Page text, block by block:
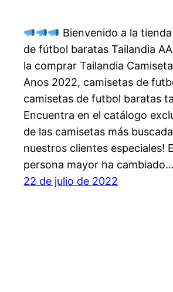
Bienvenido a la
de fútbol baratas Tailandia
la comprar Tailandia
Anos 2022, camisetas de
camisetas de futbol baratas
Encuentra en el catálogo
de las camisetas más
nuestros clientes especiales!
persona mayor ha cambiado…
22 de julio de 2022